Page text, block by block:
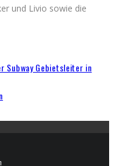
und Livio sowie die
Subway Gebietsleiter in